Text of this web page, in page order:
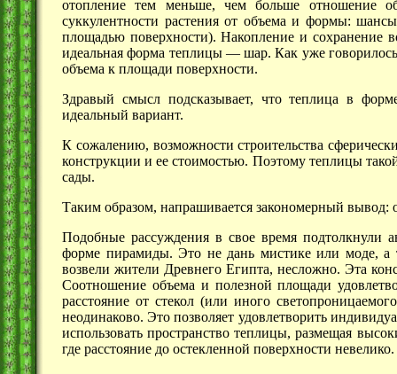
отопление тем меньше, чем больше отношение
суккулентности растения от объема и формы:
площадью поверхности). Накопление и сохранение
идеальная форма теплицы —шар. Как уже
объема к площади поверхности.
Здравый смысл подсказывает, что теплица в
идеальный вариант.
К сожалению, возможности строительства
конструкции и ее стоимостью. Поэтому теплицы
сады.
Таким образом, напрашивается закономерный вывод:
Подобные рассуждения в свое время подтолкнули
форме пирамиды. Это не дань мистике или моде, а
возвели жители Древнего Египта, несложно. Эта
Соотношение объема и полезной площади
расстояние от стекол (или иного
неодинаково. Это позволяет удовлетворить
использовать пространство теплицы, размещая
где расстояние до остекленной поверхности невелико.